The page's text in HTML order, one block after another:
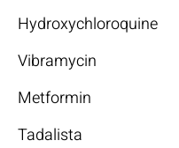
Hydroxychloroquine
Vibramycin
Metformin
Tadalista